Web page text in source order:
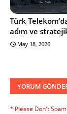
Türk
adım ve
May 18, 2026
YORUM
* Please Don't